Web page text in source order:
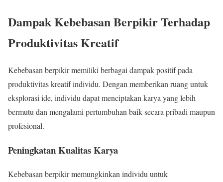
Dampak Kebebasan Berpikir Terhadap
Produktivitas Kreatif
Kebebasan berpikir memiliki berbagai dampak positif pada
produktivitas kreatif individu. Dengan memberikan ruang untuk
eksplorasi ide, individu dapat menciptakan karya yang lebih
bermutu dan mengalami pertumbuhan baik secara pribadi maupun
profesional.
Peningkatan Kualitas Karya
Kebebasan berpikir memungkinkan individu untuk